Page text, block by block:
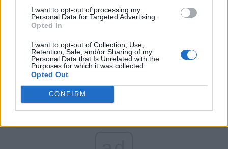
I want to opt-out of processing my
Personal Data for Targeted Advertising.
Opted In
I want to opt-out of Collection, Use,
Retention, Sale, and/or Sharing of my
Personal Data that Is Unrelated with the
Purposes for which it was collected.
Opted Out
CONFIRM
Arată rezultatele